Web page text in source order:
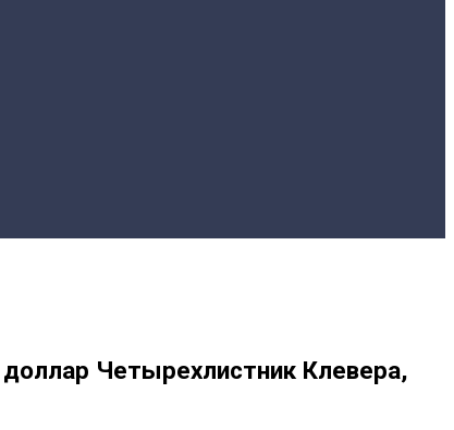
Четырехлистник Клевера,